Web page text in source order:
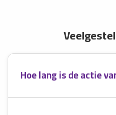
Hoe lang is de actie